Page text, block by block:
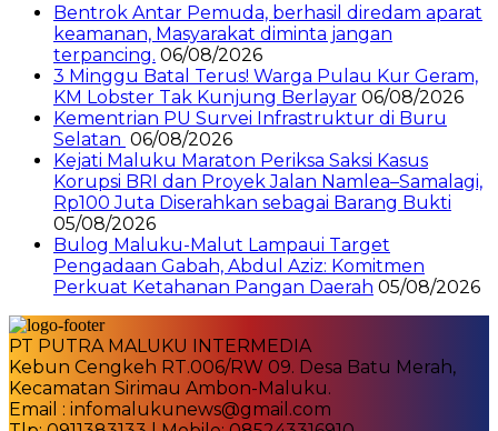
Bentrok Antar Pemuda, berhasil diredam aparat
keamanan, Masyarakat diminta jangan
terpancing. 06/08/2026
3 Minggu Batal Terus! Warga Pulau Kur Geram,
KM Lobster Tak Kunjung Berlayar 06/08/2026
Kementrian PU Survei Infrastruktur di Buru
Selatan 06/08/2026
Kejati Maluku Maraton Periksa Saksi Kasus
Korupsi BRI dan Proyek Jalan Namlea–Samalagi,
Rp100 Juta Diserahkan sebagai Barang Bukti
05/08/2026
Bulog Maluku-Malut Lampaui Target
Pengadaan Gabah, Abdul Aziz: Komitmen
Perkuat Ketahanan Pangan Daerah 05/08/2026
PT PUTRA MALUKU INTERMEDIA
Kebun Cengkeh RT.006/RW 09. Desa Batu Merah,
Kecamatan Sirimau Ambon-Maluku.
Email : infomalukunews@gmail.com